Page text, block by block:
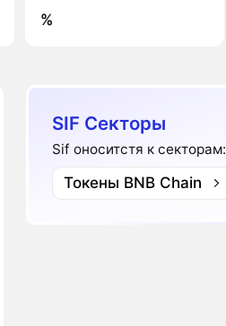
%
SIF Секторы
Sif оноситстя к секторам:
Токены BNB Chain